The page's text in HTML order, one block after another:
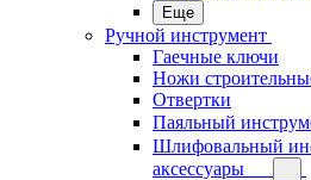
Еще
Ручной инструмент
Гаечные ключи
Ножи
Отвертки
Паяльный
Шлифовальный
аксессуары